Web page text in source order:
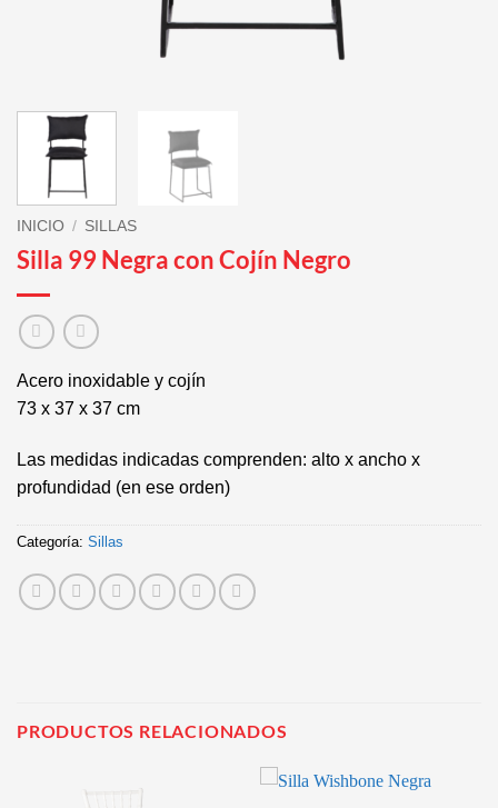
INICIO / SILLAS
Silla 99 Negra con Cojín Negro
Acero inoxidable y cojín
73 x 37 x 37 cm
Las medidas indicadas comprenden: alto x ancho x
profundidad (en ese orden)
Categoría: Sillas
PRODUCTOS RELACIONADOS